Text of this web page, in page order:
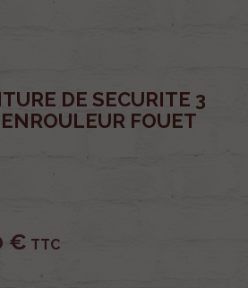
DE SECURITE 3
FOUET
€ TTC